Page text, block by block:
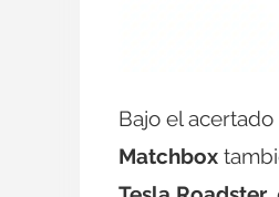
Bajo el
Matchbox